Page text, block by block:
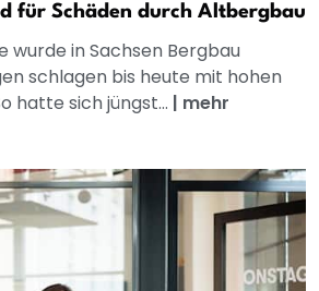
für Schäden durch Altbergbau
wurde in Sachsen Bergbau
schlagen bis heute mit hohen
hatte sich jüngst... | mehr